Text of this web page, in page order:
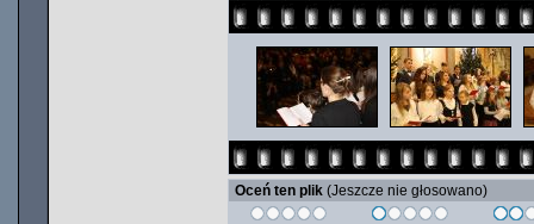
Oceń ten plik (Jeszcze nie głosowano)